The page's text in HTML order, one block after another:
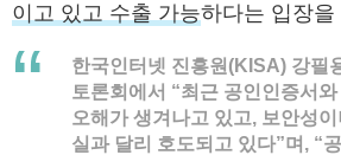
이고 있고 수출 가능하다는 입장을
한국인터넷 진흥원(KISA) 강필
토론회에서 “최근 공인인증서
오해가 생겨나고 있고, 보안성
실과 달리 호도되고 있다”며, “